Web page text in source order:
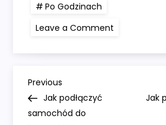
Po Godzinach
Leave a Comment
baterie
N
a
Previous
Post
Previous
Jak podłączyć
samochód do
Jak